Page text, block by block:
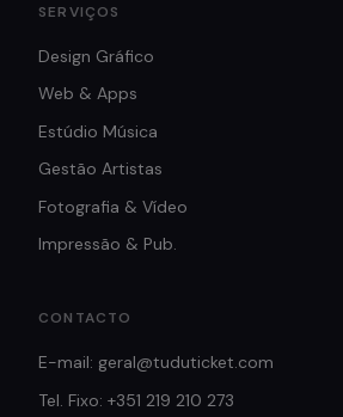
SERVIÇOS
Design Gráfico
Web & Apps
Estúdio Música
Gestão Artistas
Fotografia & Vídeo
Impressão & Pub.
CONTACTO
E-mail: geral@tuduticket.com
Tel. Fixo: +351 219 210 273